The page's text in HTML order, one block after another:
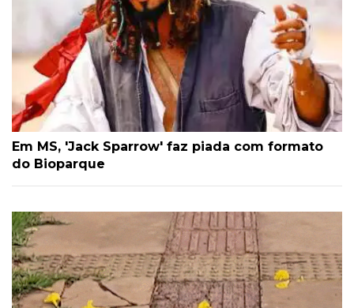
Em MS, 'Jack Sparrow' faz piada com formato
do Bioparque